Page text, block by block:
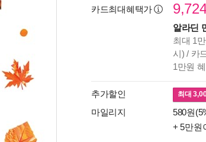
카드최대혜택가
알라딘
최대 1
시) / 카
1만원
추가할인 최대
마일리지
580원
+ 5만원